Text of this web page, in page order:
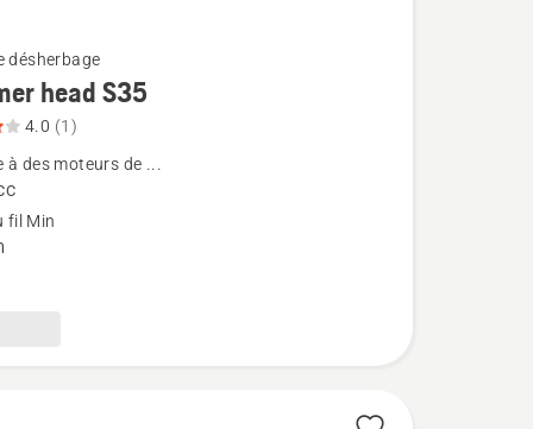
désherbage
head S35
4.0 (1)
à des moteurs de ...
fil Min